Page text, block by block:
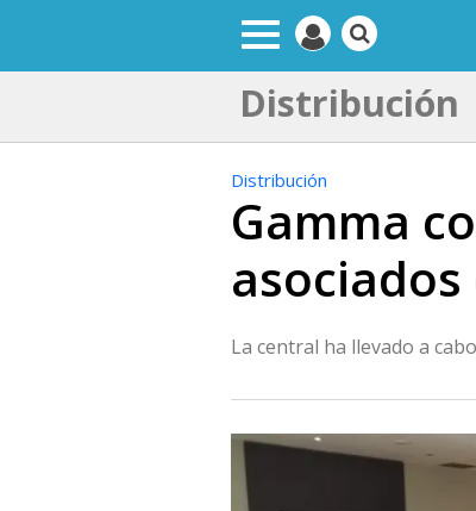
Distribución
Distribución
Gamma
La central ha llevado a